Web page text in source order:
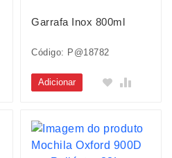
Garrafa Inox 800ml
Código: P@18782
Adicionar